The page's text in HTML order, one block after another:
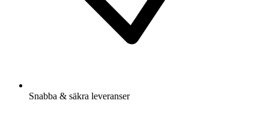
Snabba & säkra leveranser